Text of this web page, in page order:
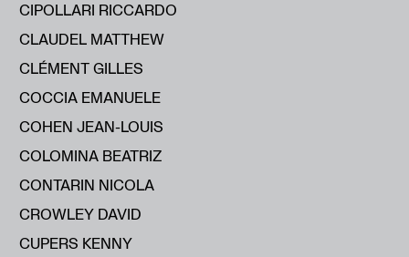
CIPOLLARI RICCARDO
CLAUDEL MATTHEW
CLÉMENT GILLES
COCCIA EMANUELE
COHEN JEAN-LOUIS
COLOMINA BEATRIZ
CONTARIN NICOLA
CROWLEY DAVID
CUPERS KENNY